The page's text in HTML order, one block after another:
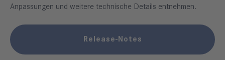
Anpassungen und weitere technische Details entnehmen.
Release-Notes